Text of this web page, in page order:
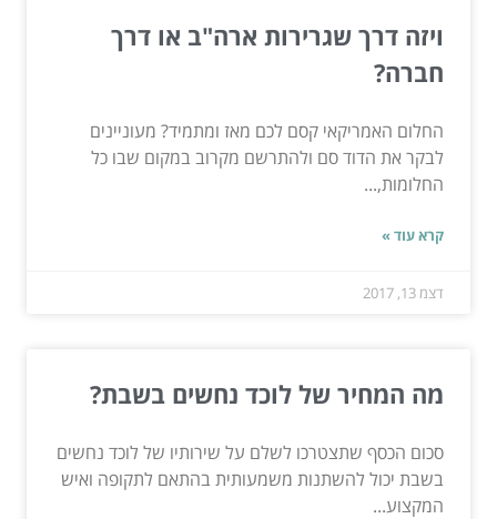
ויזה דרך שגרירות ארה"ב או דרך
חברה?
החלום האמריקאי קסם לכם מאז ומתמיד? מעוניינים
לבקר את הדוד סם ולהתרשם מקרוב במקום שבו כל
החלומות,...
קרא עוד »
דצמ 13, 2017
מה המחיר של לוכד נחשים בשבת?
סכום הכסף שתצטרכו לשלם על שירותיו של לוכד נחשים
בשבת יכול להשתנות משמעותית בהתאם לתקופה ואיש
המקצוע...